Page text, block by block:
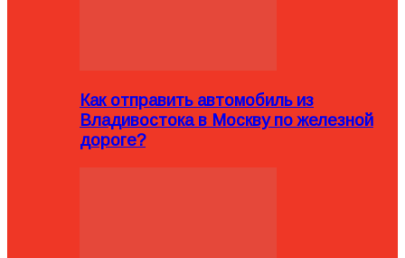
Как отправить автомобиль из
Владивостока в Москву по железной
дороге?